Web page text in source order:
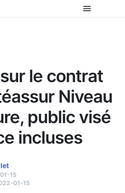
Comparer les mutuelles
le contrat
Niveau
public visé
incluses
15
01-15